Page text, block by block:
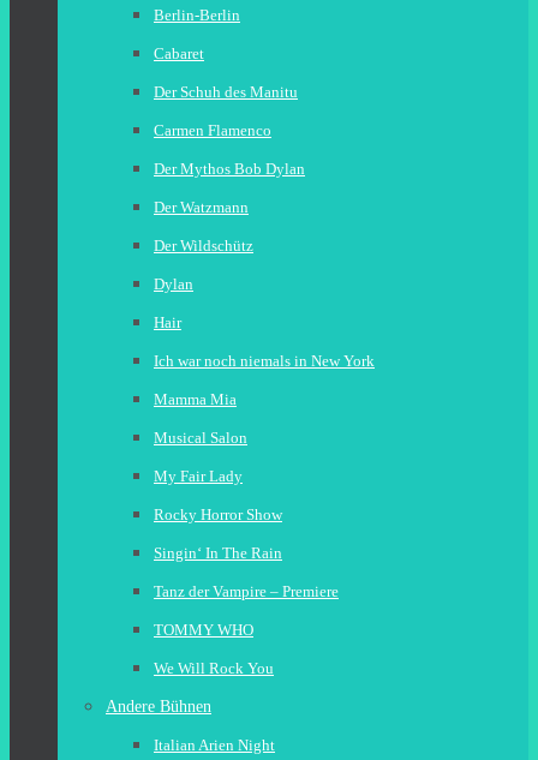
Berlin-Berlin
Cabaret
Der Schuh des Manitu
Carmen Flamenco
Der Mythos Bob Dylan
Der Watzmann
Der Wildschütz
Dylan
Hair
Ich war noch niemals in New York
Mamma Mia
Musical Salon
My Fair Lady
Rocky Horror Show
Singin‘ In The Rain
Tanz der Vampire – Premiere
TOMMY WHO
We Will Rock You
Andere Bühnen
Italian Arien Night